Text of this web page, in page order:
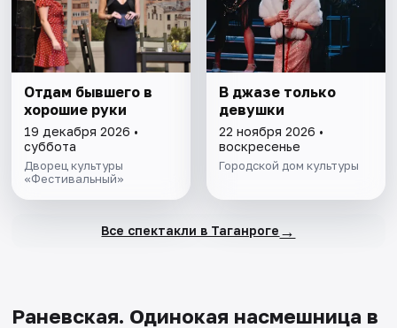
Отдам бывшего в
хорошие руки
19 декабря 2026 •
суббота
Дворец культуры
«Фестивальный»
В джазе только
девушки
22 ноября 2026 •
воскресенье
Городской дом культуры
Все спектакли в Таганроге →
Раневская. Одинокая насмешница в